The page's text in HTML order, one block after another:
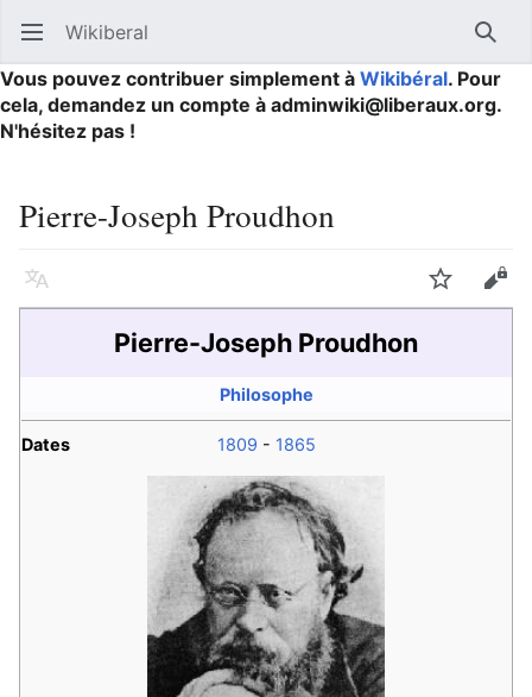
Ouvrir le menu principal Wikiberal
Vous pouvez contribuer simplement à Wikibéral. Pour
cela, demandez un compte à adminwiki@liberaux.org.
N'hésitez pas !
Pierre-Joseph Proudhon
Langue Suivre
Pierre-Joseph Proudhon
Philosophe
Dates 1809 - 1865